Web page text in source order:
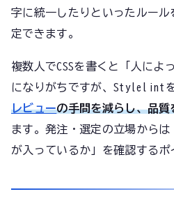
字に統一したりといったルール
定できます。
複数人でCSSを書くと「人によ
になりがちですが、Stylelint
レビューの手間を減らし、品質
ます。発注・選定の立場からは
が入っているか」を確認するポ